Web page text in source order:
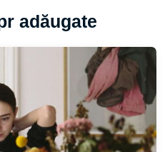
adăugate